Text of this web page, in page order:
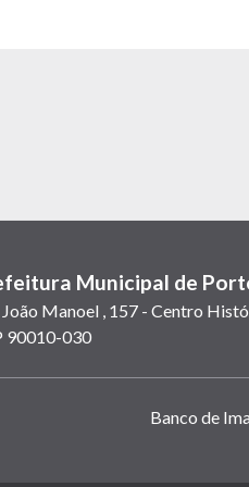
Municipal de
João Manoel , 157 - Centro
90010-030
Banco de